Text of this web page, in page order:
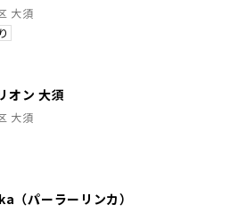
大須
オン 大須
大須
パーラーリンカ）